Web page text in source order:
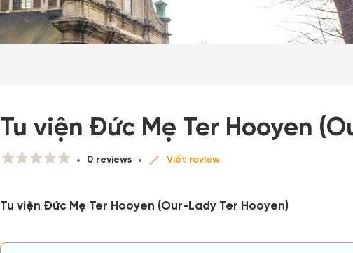
Tu viện Đức Mẹ Ter Hooyen
0 reviews Viết review
Tu viện Đức Mẹ Ter Hooyen (Our-Lady Ter Hooyen)